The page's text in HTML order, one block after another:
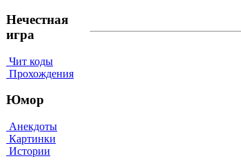
Нечестная
игра
Чит коды
Прохождения
Юмор
Анекдоты
Картинки
Истории